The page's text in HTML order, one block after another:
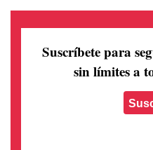
Suscríbete para
sin límites a